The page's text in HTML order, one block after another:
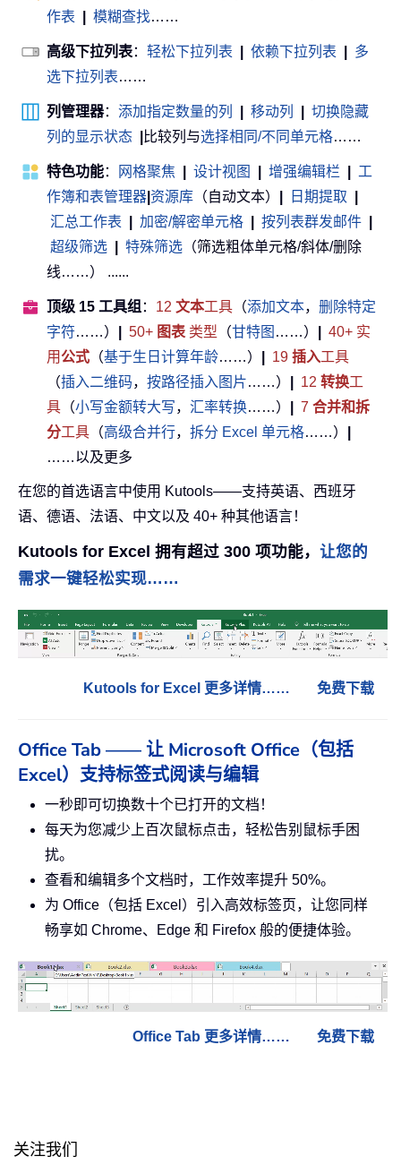
作表
模糊查找……
高级下拉列表： 轻松下拉列表 依赖下拉列表
多
选下拉列表……
列管理器： 添加指定数量的列 移动列
切换隐藏
列的显示状态
比较列与选择相同/不同单元格……
特色功能： 网格聚焦 设计视图 增强编辑栏
工
作簿和表管理器 资源库 （自动文本） 日期提取
汇总工作表
加密/解密单元格 按列表群发邮件
超级筛选
特殊筛选 （筛选粗体单元格/斜体/删除
线……） ......
顶级 15 工具组 ： 12 文本工具 （添加文本， 删除特定
字符……） 50+ 图表 类型 （甘特图 ……）
40+ 实
用公式 （基于生日计算年龄……） 19 插入工具
（插入二维码， 按路径插入图片……） 12 转换工
具 （小写金额转大写， 汇率转换……） 7 合并和拆
分工具 （高级合并行， 拆分 Excel 单元格……）
……以及更多
在您的首选语言中使用 Kutools——支持英语、西班牙
语、德语、法语、中文以及 40+ 种其他语言！
Kutools for Excel 拥有超过 300 项功能， 让您的
需求一键轻松实现……
Kutools for Excel 更多详情…… 免费下载
Office Tab —— 让 Microsoft Office（包括
Excel）支持标签式阅读与编辑
一秒即可切换数十个已打开的文档！
每天为您减少上百次鼠标点击，轻松告别鼠标手困
扰。
查看和编辑多个文档时，工作效率提升 50%。
为 Office（包括 Excel）引入高效标签页，让您同样
畅享如 Chrome、Edge 和 Firefox 般的便捷体验。
Office Tab 更多详情…… 免费下载
关注我们